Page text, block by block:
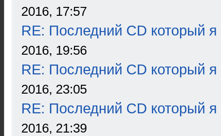
2016, 17:57
RE: Последний CD который я
2016, 19:56
RE: Последний CD который я
2016, 23:05
RE: Последний CD который я
2016, 21:39